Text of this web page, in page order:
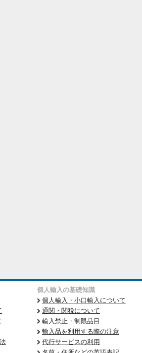
個人輸入の基礎知識
個人輸入・小口輸入について
通関・関税について
輸入禁止・制限品目
輸入品を利用する際の注意
代行サービスの利用